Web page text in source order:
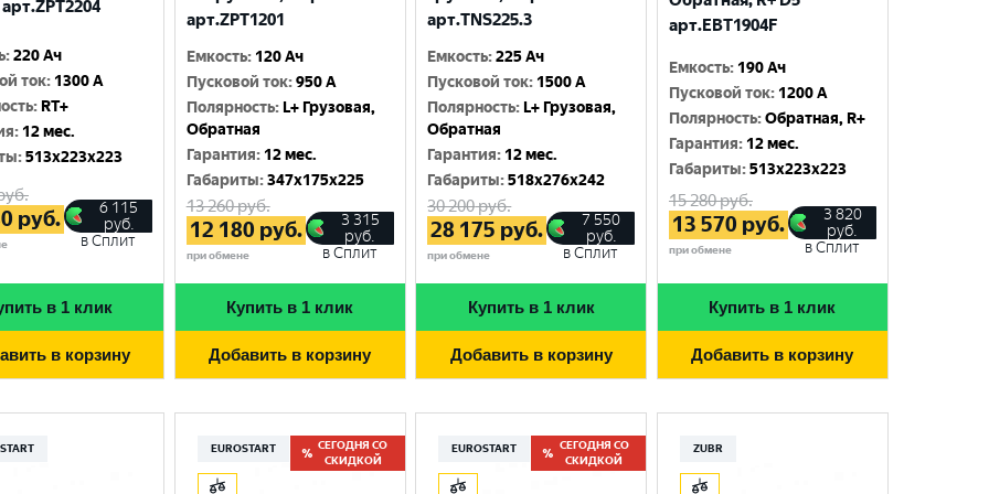
:220 Ач
ток: 1300 A
: RT+
: 12 мес.
:513x223x223
руб.
6 115
руб.
в Сплит
в 1 клик
в корзину
арт.ZPT1201
Емкость: 120 Ач
Пусковой ток:950 A
Полярность: L+ Грузовая,
Обратная
Гарантия: 12 мес.
Габариты:347x175x225
13 260руб.
12 180 руб.
при обмене
3 315
руб.
в Сплит
Купить в 1 клик
Добавить в корзину
арт.TNS225.3
Емкость:225 Ач
Пусковой ток: 1500 A
Полярность: L+ Грузовая,
Обратная
Гарантия: 12 мес.
Габариты:518x276x242
30 200руб.
28 175 руб.
при обмене
7 550
руб.
в Сплит
Купить в 1 клик
Добавить в корзину
арт.EBT1904F
Емкость: 190 Ач
Пусковой ток: 1200 A
Полярность:Обратная, R+
Гарантия: 12 мес.
Габариты:513x223x223
15 280руб.
13 570 руб.
при обмене
3 820
руб.
в Сплит
Купить в 1 клик
Добавить в корзину
EUROSTART
СЕГОДНЯ СО
СКИДКОЙ
EUROSTART
СЕГОДНЯ СО
СКИДКОЙ
ZUBR